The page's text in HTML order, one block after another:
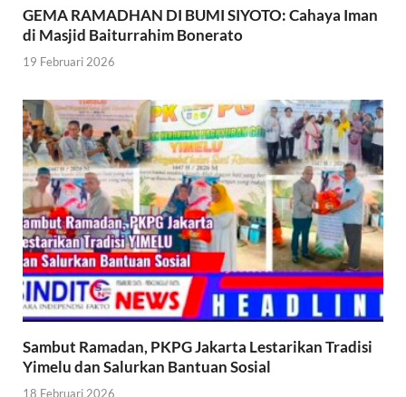
GEMA RAMADHAN DI BUMI SIYOTO: Cahaya Iman
di Masjid Baiturrahim Bonerato
19 Februari 2026
Sambut Ramadan, PKPG Jakarta Lestarikan Tradisi
Yimelu dan Salurkan Bantuan Sosial
18 Februari 2026